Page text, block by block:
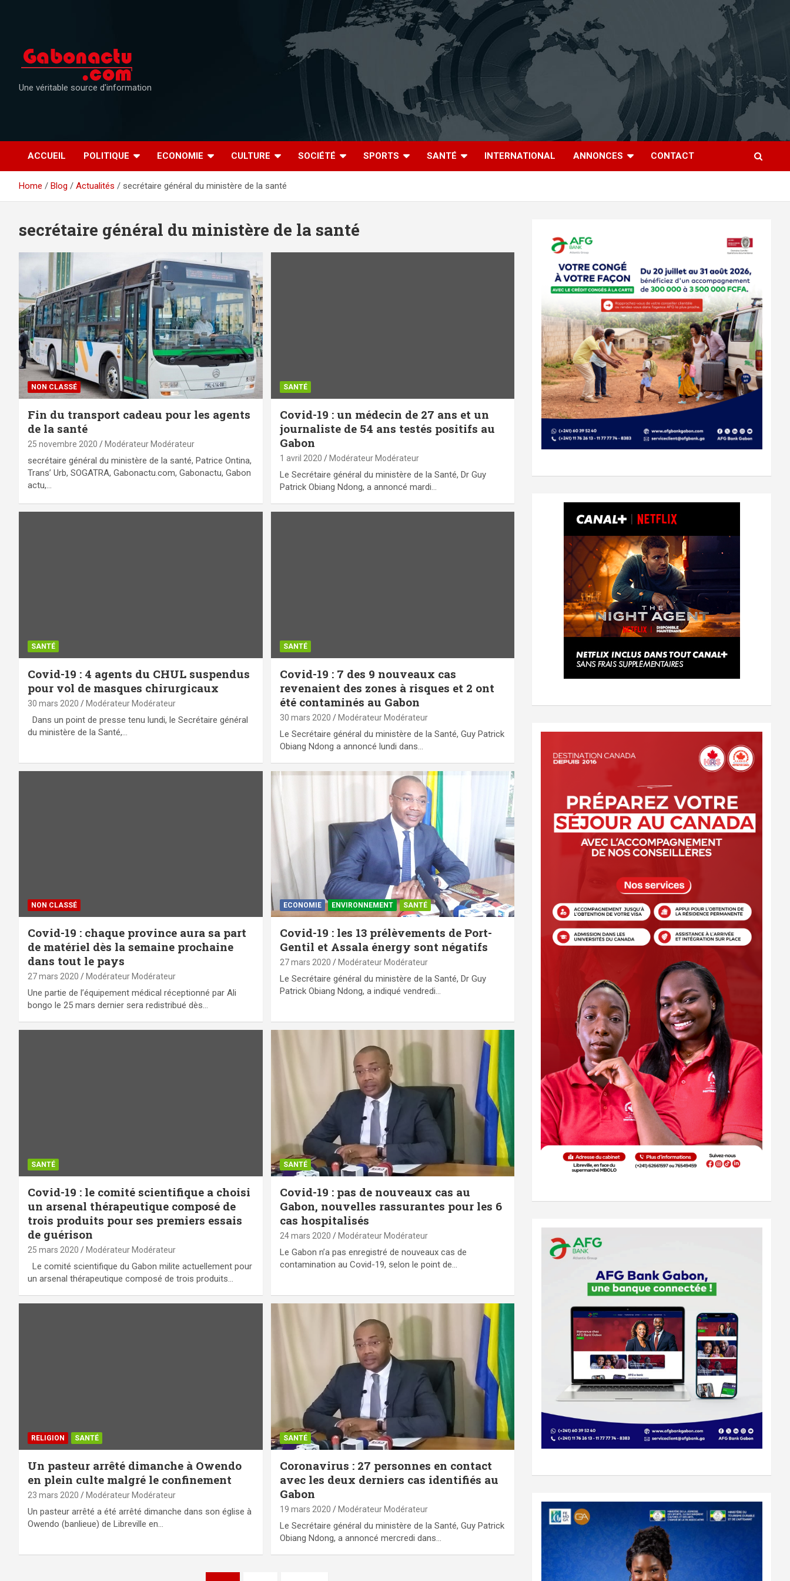
Une véritable source d'information
ACCUEIL POLITIQUE ECONOMIE CULTURE SOCIÉTÉ SPORTS SANTÉ INTERNATIONAL ANNONCES CONTACT
Home Blog Actualités secrétaire général du ministère de la santé
secrétaire général du ministère de la santé
NON CLASSÉ
Fin du transport cadeau pour les agents
de la santé
25 novembre 2020 Modérateur Modérateur
secrétaire général du ministère de la santé, Patrice Ontina,
Trans’ Urb, SOGATRA, Gabonactu.com, Gabonactu, Gabon
actu,…
SANTÉ
Covid-19 : un médecin de 27 ans et un
journaliste de 54 ans testés positifs au
Gabon
1 avril 2020 Modérateur Modérateur
Le Secrétaire général du ministère de la Santé, Dr Guy
Patrick Obiang Ndong, a annoncé mardi…
SANTÉ
Covid-19 : 4 agents du CHUL suspendus
pour vol de masques chirurgicaux
30 mars 2020 Modérateur Modérateur
Dans un point de presse tenu lundi, le Secrétaire général
du ministère de la Santé,…
SANTÉ
Covid-19 : 7 des 9 nouveaux cas
revenaient des zones à risques et 2 ont
été contaminés au Gabon
30 mars 2020 Modérateur Modérateur
Le Secrétaire général du ministère de la Santé, Guy Patrick
Obiang Ndong a annoncé lundi dans…
NON CLASSÉ
Covid-19 : chaque province aura sa part
de matériel dès la semaine prochaine
dans tout le pays
27 mars 2020 Modérateur Modérateur
Une partie de l’équipement médical réceptionné par Ali
bongo le 25 mars dernier sera redistribué dès…
ECONOMIE ENVIRONNEMENT SANTÉ
Covid-19 : les 13 prélèvements de Port-
Gentil et Assala énergy sont négatifs
27 mars 2020 Modérateur Modérateur
Le Secrétaire général du ministère de la Santé, Dr Guy
Patrick Obiang Ndong, a indiqué vendredi…
SANTÉ
Covid-19 : le comité scientifique a choisi
un arsenal thérapeutique composé de
trois produits pour ses premiers essais
de guérison
25 mars 2020 Modérateur Modérateur
Le comité scientifique du Gabon milite actuellement pour
un arsenal thérapeutique composé de trois produits…
SANTÉ
Covid-19 : pas de nouveaux cas au
Gabon, nouvelles rassurantes pour les 6
cas hospitalisés
24 mars 2020 Modérateur Modérateur
Le Gabon n’a pas enregistré de nouveaux cas de
contamination au Covid-19, selon le point de…
RELIGION SANTÉ
Un pasteur arrêté dimanche à Owendo
en plein culte malgré le confinement
23 mars 2020 Modérateur Modérateur
Un pasteur arrêté a été arrêté dimanche dans son église à
Owendo (banlieue) de Libreville en…
SANTÉ
Coronavirus : 27 personnes en contact
avec les deux derniers cas identifiés au
Gabon
19 mars 2020 Modérateur Modérateur
Le Secrétaire général du ministère de la Santé, Guy Patrick
Obiang Ndong, a annoncé mercredi dans…